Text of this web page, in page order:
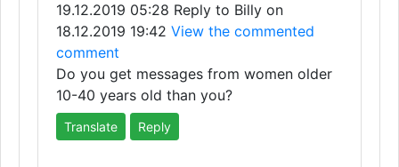
19.12.2019 05:28 Reply to Billy on
18.12.2019 19:42 View the commented
comment
Do you get messages from women older
10-40 years old than you?
Translate Reply